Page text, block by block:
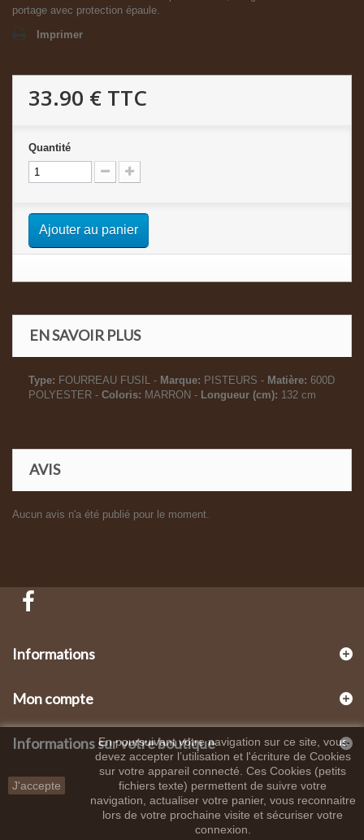
portage avec protection épaule.
Imprimer
33.90 € TTC
Quantité
Ajouter au panier
EN SAVOIR PLUS
Type: FOURREAU FUSIL - Marque: PISTEURS - Matière: 600D
POLYESTER - Coloris: MARRON - Longueur (cm): 132 cm
AVIS
Aucun avis n'a été publié pour le moment.
Informations
Mon compte
Informations sur votre boutique
J'accepte
En poursuivant votre navigation sur ce site, vous
devez accepter l’utilisation et l'écriture de Cookies
sur votre appareil connecté. Ces Cookies (petits
fichiers texte) permettent de suivre votre
navigation, actualiser votre panier, vous reconnaitre
lors de votre prochaine visite et sécuriser votre
connexion.